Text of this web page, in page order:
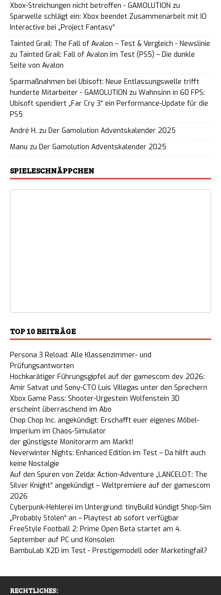
Xbox-Streichungen nicht betroffen - GAMOLUTION zu
Sparwelle schlägt ein: Xbox beendet Zusammenarbeit mit IO
Interactive bei „Project Fantasy“
Tainted Grail: The Fall of Avalon – Test & Vergleich - Newslinie
zu Tainted Grail: Fall of Avalon im Test (PS5) – Die dunkle
Seite von Avalon
Sparmaßnahmen bei Ubisoft: Neue Entlassungswelle trifft
hunderte Mitarbeiter - GAMOLUTION zu Wahnsinn in 60 FPS:
Ubisoft spendiert „Far Cry 3“ ein Performance-Update für die
PS5
André H. zu Der Gamolution Adventskalender 2025
Manu zu Der Gamolution Adventskalender 2025
SPIELESCHNÄPPCHEN
TOP 10 BEITRÄGE
Persona 3 Reload: Alle Klassenzimmer- und
Prüfungsantworten
Hochkarätiger Führungsgipfel auf der gamescom dev 2026:
Amir Satvat und Sony-CTO Luis Villegas unter den Sprechern
Xbox Game Pass: Shooter-Urgestein Wolfenstein 3D
erscheint überraschend im Abo
Chop Chop Inc. angekündigt: Erschafft euer eigenes Möbel-
Imperium im Chaos-Simulator
der günstigste Monitorarm am Markt!
Neverwinter Nights: Enhanced Edition im Test – Da hilft auch
keine Nostalgie
Auf den Spuren von Zelda: Action-Adventure „LANCELOT: The
Silver Knight“ angekündigt – Weltpremiere auf der gamescom
2026
Cyberpunk-Hehlerei im Untergrund: tinyBuild kündigt Shop-Sim
„Probably Stolen“ an – Playtest ab sofort verfügbar
FreeStyle Football 2: Prime Open Beta startet am 4.
September auf PC und Konsolen
BambuLab X2D im Test - Prestigemodell oder Marketingfail?
RECHTLICHES: